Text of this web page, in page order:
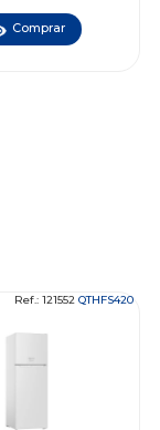
Comprar
Ref.: 121552 QTHFS420